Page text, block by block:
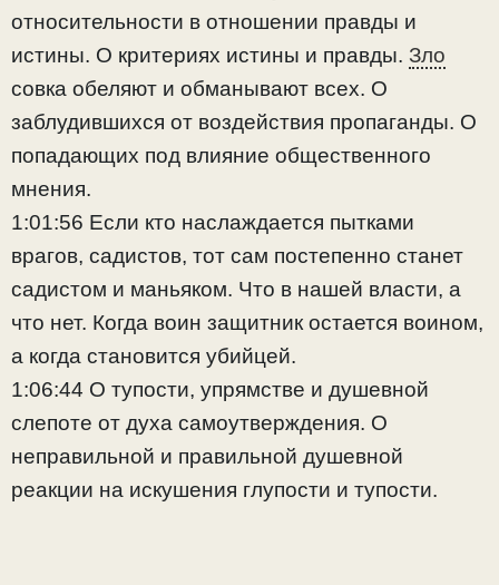
относительности в отношении правды и
истины. О критериях истины и правды. Зло
совка обеляют и обманывают всех. О
заблудившихся от воздействия пропаганды. О
попадающих под влияние общественного
мнения.
1:01:56 Если кто наслаждается пытками
врагов, садистов, тот сам постепенно станет
садистом и маньяком. Что в нашей власти, а
что нет. Когда воин защитник остается воином,
а когда становится убийцей.
1:06:44 О тупости, упрямстве и душевной
слепоте от духа самоутверждения. О
неправильной и правильной душевной
реакции на искушения глупости и тупости.